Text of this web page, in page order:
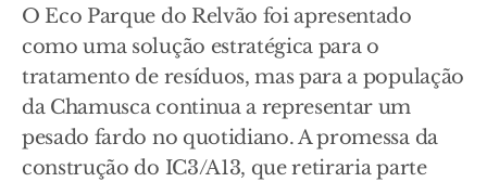
O Eco Parque do Relvão foi apresentado
como uma solução estratégica para o
tratamento de resíduos, mas para a população
da Chamusca continua a representar um
pesado fardo no quotidiano. A promessa da
construção do IC3/A13, que retiraria parte